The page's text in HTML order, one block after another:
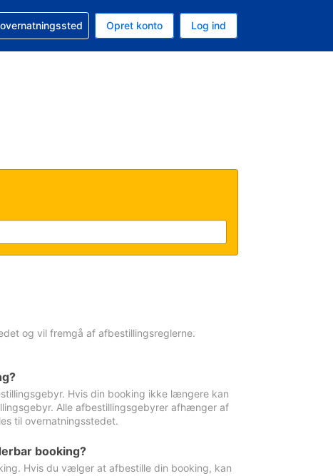
er Danske kroner
sprog er Dansk
booking Opret konto Log ind
og vil fremgå af afbestillingsreglerne.
Hvis din booking ikke længere kan
Alle afbestillingsgebyrer afhænger af
til overnatningsstedet.
booking?
Hvis du vælger at afbestille din booking, kan